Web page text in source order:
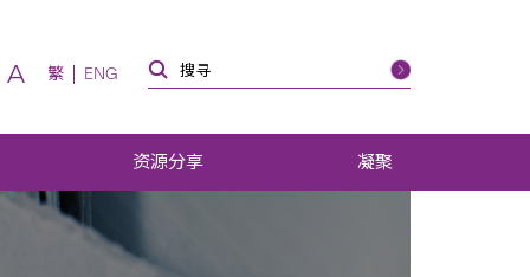
A 繁 ENG
资源分享 凝聚